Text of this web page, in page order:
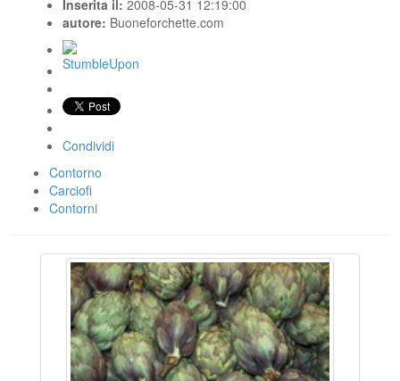
Inserita il: 2008-05-31 12:19:00
autore: Buoneforchette.com
Condividi
Contorno
Carciofi
Contorni